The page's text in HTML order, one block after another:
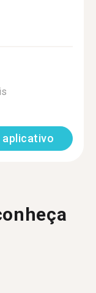
aplicativo